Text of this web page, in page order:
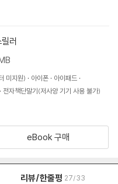
러
미지원) 아이폰
아이패드
전자책단말기(저사양 기기 사용 불가)
eBook 구매
리뷰/한줄평 27/33